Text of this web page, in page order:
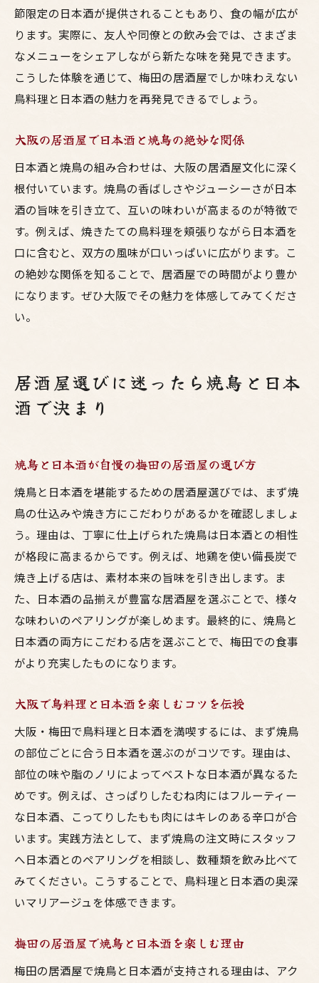
節限定の日本酒が提供されることもあり、食の幅が広が
ります。実際に、友人や同僚との飲み会では、さまざま
なメニューをシェアしながら新たな味を発見できます。
こうした体験を通じて、梅田の居酒屋でしか味わえない
鳥料理と日本酒の魅力を再発見できるでしょう。
大阪の居酒屋で日本酒と焼鳥の絶妙な関係
日本酒と焼鳥の組み合わせは、大阪の居酒屋文化に深く
根付いています。焼鳥の香ばしさやジューシーさが日本
酒の旨味を引き立て、互いの味わいが高まるのが特徴で
す。例えば、焼きたての鳥料理を頬張りながら日本酒を
口に含むと、双方の風味が口いっぱいに広がります。こ
の絶妙な関係を知ることで、居酒屋での時間がより豊か
になります。ぜひ大阪でその魅力を体感してみてくださ
い。
居酒屋選びに迷ったら焼鳥と日本
酒で決まり
焼鳥と日本酒が自慢の梅田の居酒屋の選び方
焼鳥と日本酒を堪能するための居酒屋選びでは、まず焼
鳥の仕込みや焼き方にこだわりがあるかを確認しましょ
う。理由は、丁寧に仕上げられた焼鳥は日本酒との相性
が格段に高まるからです。例えば、地鶏を使い備長炭で
焼き上げる店は、素材本来の旨味を引き出します。ま
た、日本酒の品揃えが豊富な居酒屋を選ぶことで、様々
な味わいのペアリングが楽しめます。最終的に、焼鳥と
日本酒の両方にこだわる店を選ぶことで、梅田での食事
がより充実したものになります。
大阪で鳥料理と日本酒を楽しむコツを伝授
大阪・梅田で鳥料理と日本酒を満喫するには、まず焼鳥
の部位ごとに合う日本酒を選ぶのがコツです。理由は、
部位の味や脂のノリによってベストな日本酒が異なるた
めです。例えば、さっぱりしたむね肉にはフルーティー
な日本酒、こってりしたもも肉にはキレのある辛口が合
います。実践方法として、まず焼鳥の注文時にスタッフ
へ日本酒とのペアリングを相談し、数種類を飲み比べて
みてください。こうすることで、鳥料理と日本酒の奥深
いマリアージュを体感できます。
梅田の居酒屋で焼鳥と日本酒を楽しむ理由
梅田の居酒屋で焼鳥と日本酒が支持される理由は、アク